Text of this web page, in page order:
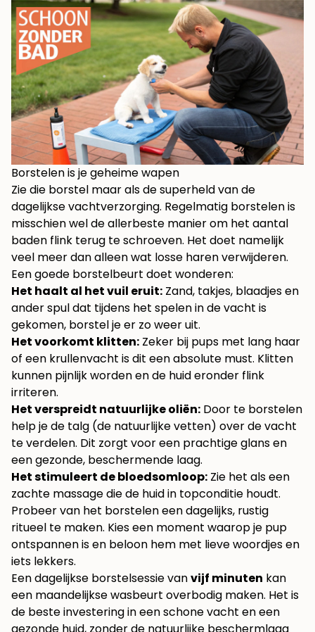
Borstelen is je geheime wapen
Zie die borstel maar als de superheld van de
dagelijkse vachtverzorging. Regelmatig borstelen is
misschien wel de allerbeste manier om het aantal
baden flink terug te schroeven. Het doet namelijk
veel meer dan alleen wat losse haren verwijderen.
Een goede borstelbeurt doet wonderen:
Het haalt al het vuil eruit: Zand, takjes, blaadjes en
ander spul dat tijdens het spelen in de vacht is
gekomen, borstel je er zo weer uit.
Het voorkomt klitten: Zeker bij pups met lang haar
of een krullenvacht is dit een absolute must. Klitten
kunnen pijnlijk worden en de huid eronder flink
irriteren.
Het verspreidt natuurlijke oliën: Door te borstelen
help je de talg (de natuurlijke vetten) over de vacht
te verdelen. Dit zorgt voor een prachtige glans en
een gezonde, beschermende laag.
Het stimuleert de bloedsomloop: Zie het als een
zachte massage die de huid in topconditie houdt.
Probeer van het borstelen een dagelijks, rustig
ritueel te maken. Kies een moment waarop je pup
ontspannen is en beloon hem met lieve woordjes en
iets lekkers.
Een dagelijkse borstelsessie vanvijf minuten kan
een maandelijkse wasbeurt overbodig maken. Het is
de beste investering in een schone vacht en een